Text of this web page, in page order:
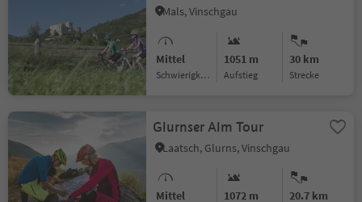
Mals, Vinschgau
Mittel
Schwierigkeitsgrad
1051 m
Aufstieg
30 km
Strecke
Glurnser Alm Tour
Laatsch, Glurns, Vinschgau
Mittel 1072 m 20.7 km